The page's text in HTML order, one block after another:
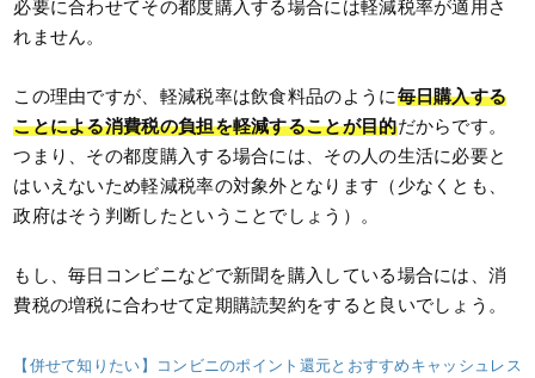
必要に合わせてその都度購入する場合には軽減税率が適用さ
れません。
この理由ですが、軽減税率は飲食料品のように毎日購入する
ことによる消費税の負担を軽減することが目的だからです。
つまり、その都度購入する場合には、その人の生活に必要と
はいえないため軽減税率の対象外となります（少なくとも、
政府はそう判断したということでしょう）。
もし、毎日コンビニなどで新聞を購入している場合には、消
費税の増税に合わせて定期購読契約をすると良いでしょう。
【併せて知りたい】コンビニのポイント還元とおすすめキャッシュレス